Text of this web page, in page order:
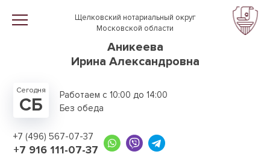
Перейти к основному содержанию
Щелковский нотариальный округ
Московской области
Аникеева
Ирина Александровна
Сегодня
СБ
Работаем с 10:00 до 14:00
Без обеда
+7 (496) 567-07-37
+7 916 111-07-37